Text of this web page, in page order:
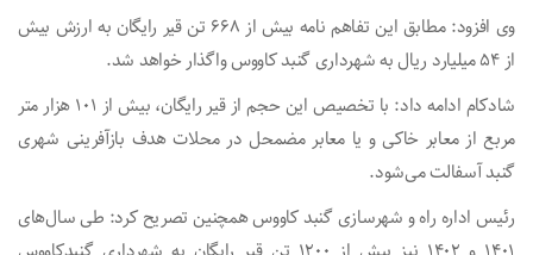
وی افزود: مطابق این تفاهم نامه بیش از ۶۶۸ تن قیر رایگان به ارزش بیش
از ۵۴ میلیارد ریال به شهرداری گنبد کاووس واگذار خواهد شد.
شادکام ادامه داد: با تخصیص این حجم از قیر رایگان، بیش از ۱۰۱ هزار متر
مربع از معابر خاکی و یا معابر مضمحل در محلات هدف بازآفرینی شهری
گنبد آسفالت می‌شود.
رئیس اداره راه و شهرسازی گنبد کاووس همچنین تصریح کرد: طی سال‌های